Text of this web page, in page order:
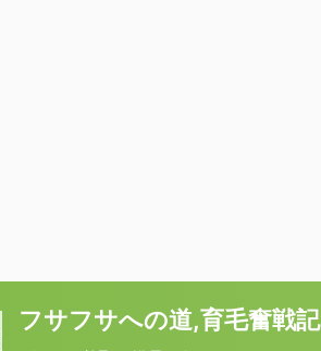
フサフサへの道,育毛奮戦記